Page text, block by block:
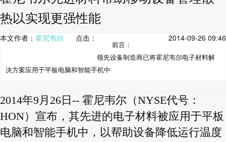
热以实现更强性能
本文作者： 霍尼韦尔 点击： 2014-09-26 09:46
前言：
领先设备制造商已将霍尼韦尔电子材料解
决方案应用于平板电脑和智能手机中
2014年9月26日-- 霍尼韦尔（NYSE代号：
HON）宣布，其先进的电子材料被应用于平板
电脑和智能手机中，以帮助设备降低运行温度